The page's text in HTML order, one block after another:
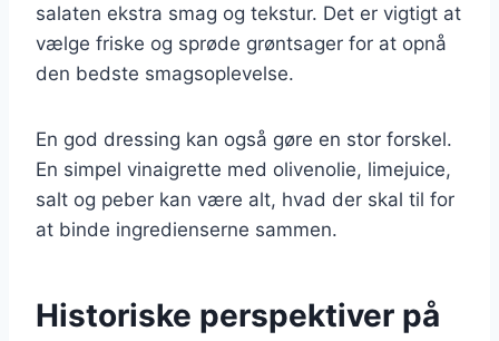
salaten ekstra smag og tekstur. Det er vigtigt at
vælge friske og sprøde grøntsager for at opnå
den bedste smagsoplevelse.
En god dressing kan også gøre en stor forskel.
En simpel vinaigrette med olivenolie, limejuice,
salt og peber kan være alt, hvad der skal til for
at binde ingredienserne sammen.
Historiske perspektiver på